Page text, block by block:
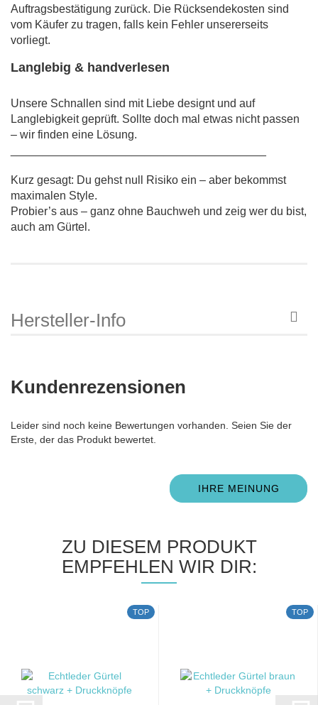
Auftragsbestätigung zurück. Die Rücksendekosten sind
vom Käufer zu tragen, falls kein Fehler unsererseits
vorliegt.
Langlebig & handverlesen
Unsere Schnallen sind mit Liebe designt und auf
Langlebigkeit geprüft. Sollte doch mal etwas nicht passen
– wir finden eine Lösung.
Kurz gesagt: Du gehst null Risiko ein – aber bekommst
maximalen Style.
Probier’s aus – ganz ohne Bauchweh und zeig wer du bist,
auch am Gürtel.
Hersteller-Info
Kundenrezensionen
Leider sind noch keine Bewertungen vorhanden. Seien Sie der
Erste, der das Produkt bewertet.
IHRE MEINUNG
ZU DIESEM PRODUKT
EMPFEHLEN WIR DIR:
TOP TOP